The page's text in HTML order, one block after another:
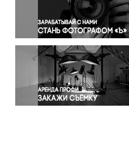
Правосудие
Происшествия и конфликты
Религия
Светская жизнь
Спорт
Экология
Экономика и бизнес